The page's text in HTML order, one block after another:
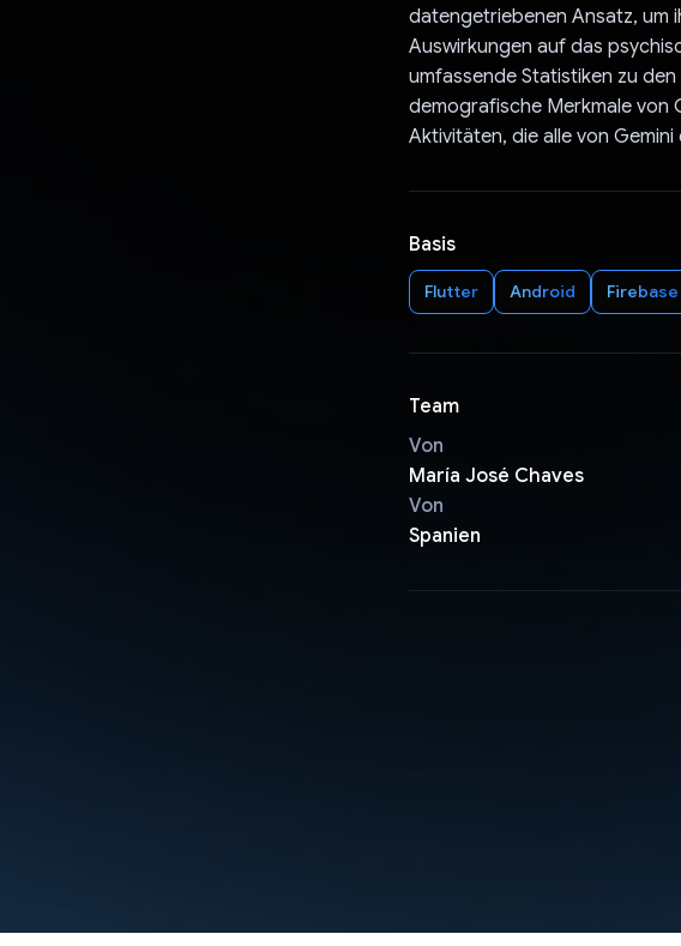
datengetriebenen Ansatz, um
Auswirkungen auf das
umfassende Statistiken zu
demografische Merkmale von
Aktivitäten, die alle von
Basis
Flutter Android Firebase
Team
Von
María José Chaves
Von
Spanien